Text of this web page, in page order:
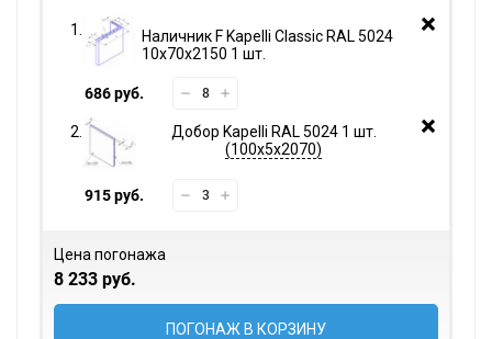
Наличник F Kapelli Classic RAL 5024
10х70х2150 1 шт.
686 руб.
Добор Kapelli RAL 5024 1 шт.
100х5х2070
915 руб.
Цена погонажа
8 233 руб.
ПОГОНАЖ В КОРЗИНУ